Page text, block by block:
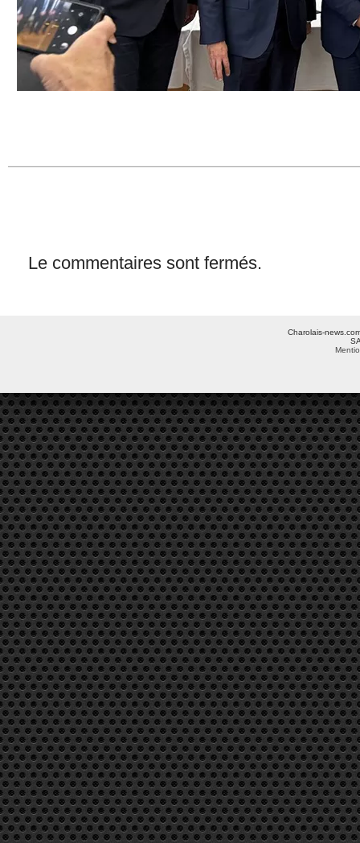
Le commentaires sont fermés.
Charolais-